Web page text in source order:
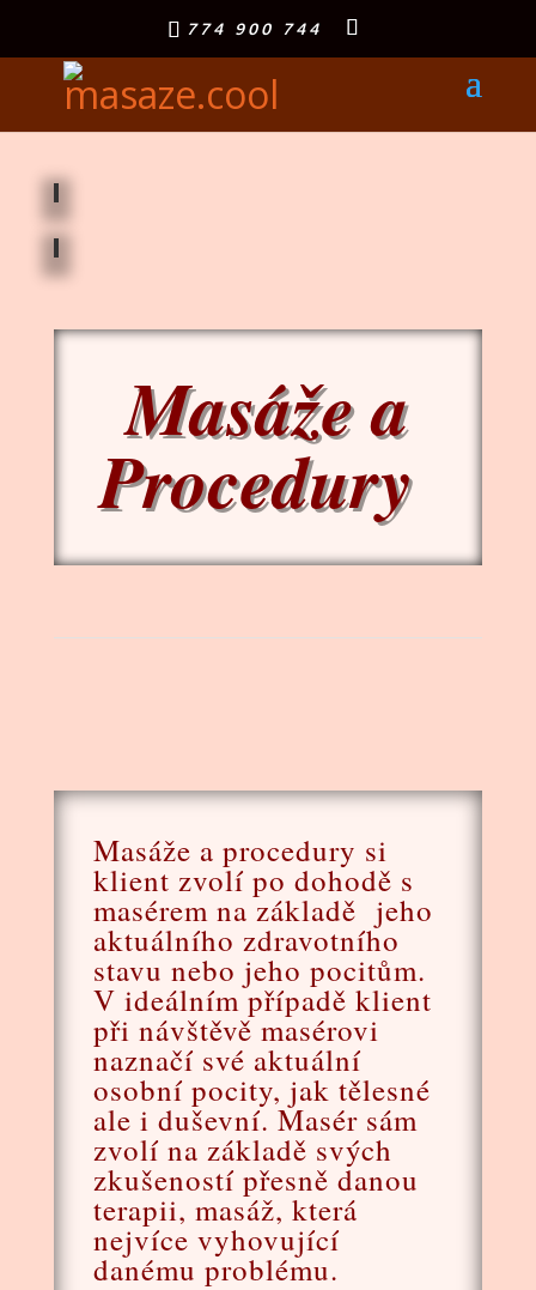
774 900 744
Masáže a
Procedury
Masáže a procedury si
klient zvolí po dohodě s
masérem na základě jeho
aktuálního zdravotního
stavu nebo jeho pocitům.
V ideálním případě klient
při návštěvě masérovi
naznačí své aktuální
osobní pocity, jak tělesné
ale i duševní. Masér sám
zvolí na základě svých
zkušeností přesně danou
terapii, masáž, která
nejvíce vyhovující
danému problému.